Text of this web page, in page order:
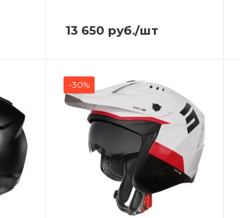
13 650 руб./шт
-30%